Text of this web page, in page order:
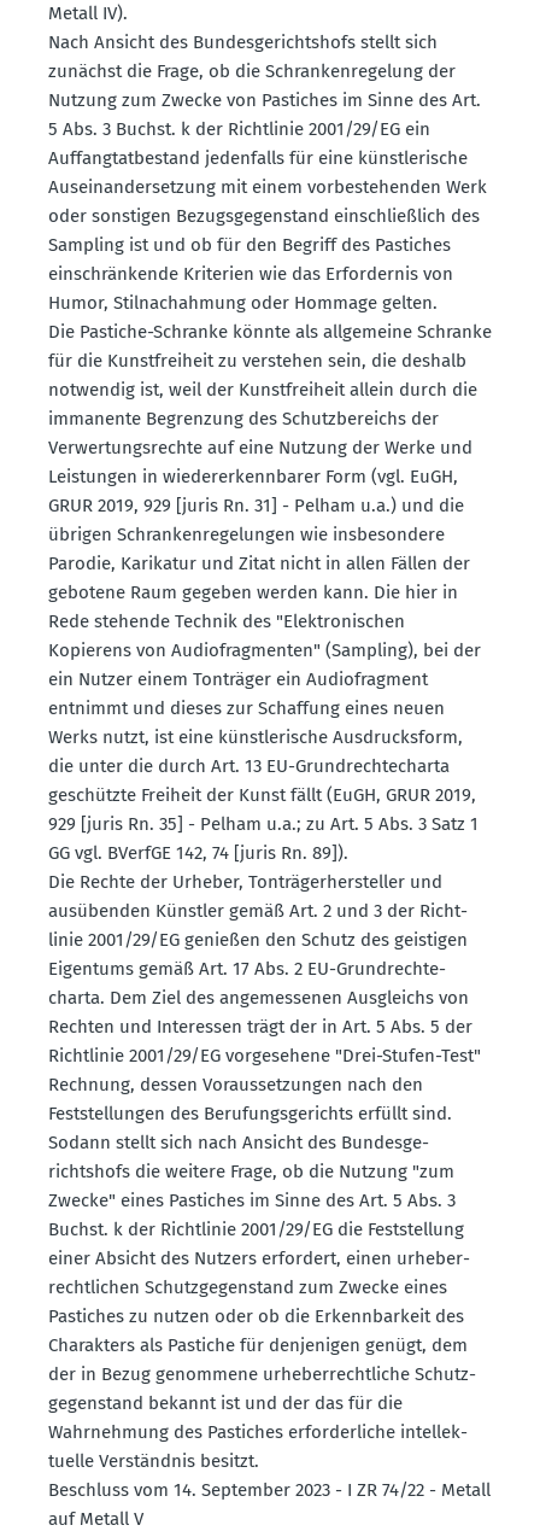
Metall IV).
Nach Ansicht des Bundes­ge­richtshofs stellt sich
zunächst die Frage, ob die Schran­ken­re­gelung der
Nutzung zum Zwecke von Pastiches im Sinne des Art.
5 Abs. 3 Buchst. k der Richt­linie 2001/29/EG ein
Auffang­tat­be­stand jeden­falls für eine künst­le­rische
Ausein­an­der­setzung mit einem vorbe­stehenden Werk
oder sonstigen Bezugs­ge­gen­stand einschlie­ßlich des
Sampling ist und ob für den Begriff des Pastiches
einschrän­kende Kriterien wie das Erfor­dernis von
Humor, Stilnach­ahmung oder Hommage gelten.
Die Pastiche-Schranke könnte als allge­meine Schranke
für die Kunst­freiheit zu verstehen sein, die deshalb
notwendig ist, weil der Kunst­freiheit allein durch die
immanente Begrenzung des Schutz­be­reichs der
Verwer­tungs­rechte auf eine Nutzung der Werke und
Leistungen in wieder­erkenn­barer Form (vgl. EuGH,
GRUR 2019, 929 [juris Rn. 31] - Pelham u.a.) und die
übrigen Schran­ken­re­ge­lungen wie insbe­sondere
Parodie, Karikatur und Zitat nicht in allen Fällen der
gebotene Raum gegeben werden kann. Die hier in
Rede stehende Technik des "Elektro­ni­schen
Kopierens von Audio­frag­menten" (Sampling), bei der
ein Nutzer einem Tonträger ein Audio­fragment
entnimmt und dieses zur Schaffung eines neuen
Werks nutzt, ist eine künst­le­rische Ausdrucksform,
die unter die durch Art. 13 EU-Grund­rech­te­charta
geschützte Freiheit der Kunst fällt (EuGH, GRUR 2019,
929 [juris Rn. 35] - Pelham u.a.; zu Art. 5 Abs. 3 Satz 1
GG vgl. BVerfGE 142, 74 [juris Rn. 89]).
Die Rechte der Urheber, Tonträ­ger­her­steller und
ausübenden Künstler gemäß Art. 2 und 3 der Richt­
linie 2001/29/EG genießen den Schutz des geistigen
Eigentums gemäß Art. 17 Abs. 2 EU-Grund­rech­te­
charta. Dem Ziel des angemes­senen Ausgleichs von
Rechten und Inter­essen trägt der in Art. 5 Abs. 5 der
Richt­linie 2001/29/EG vorge­sehene "Drei-Stufen-Test"
Rechnung, dessen Voraus­set­zungen nach den
Feststel­lungen des Berufungs­ge­richts erfüllt sind.
Sodann stellt sich nach Ansicht des Bundes­ge­
richtshofs die weitere Frage, ob die Nutzung "zum
Zwecke" eines Pastiches im Sinne des Art. 5 Abs. 3
Buchst. k der Richt­linie 2001/29/EG die Feststellung
einer Absicht des Nutzers erfordert, einen urheber­
recht­lichen Schutz­ge­gen­stand zum Zwecke eines
Pastiches zu nutzen oder ob die Erkenn­barkeit des
Charakters als Pastiche für denje­nigen genügt, dem
der in Bezug genommene urheber­recht­liche Schutz­
ge­gen­stand bekannt ist und der das für die
Wahrnehmung des Pastiches erfor­der­liche intel­lek­
tuelle Verständnis besitzt.
Beschluss vom 14. September 2023 - I ZR 74/22 - Metall
auf Metall V